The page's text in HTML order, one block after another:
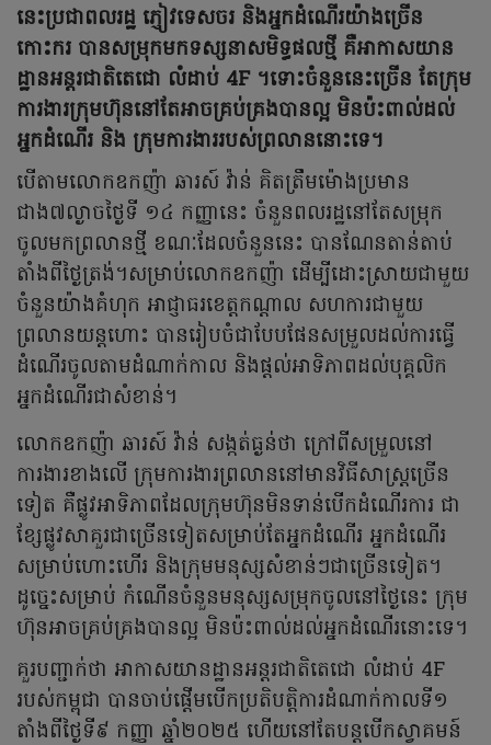
នេះប្រជាពលរដ្ឋ ភ្ញៀវទេសចរ និងអ្នកដំណើរយ៉ាងច្រើន
កោះករ បានសម្រុកមកទស្សនាសមិទ្ធផលថ្មី គឺអាកាសយាន
ដ្ឋានអន្តរជាតិតេជោ លំដាប់ 4F ។ទោះចំនួននេះច្រើន តែក្រុម
ការងារក្រុមហ៊ុននៅតែអាចគ្រប់គ្រងបានល្អ មិនប៉ះពាល់ដល់
អ្នកដំណើរ និង ក្រុមការងាររបស់ព្រលាននោះទេ។
បើតាមលោកឧកញ៉ា ឆារស៍ វ៉ាន់ គិតត្រឹមម៉ោងប្រមាន
ជាង៧ល្ងាចថ្ងៃទី ១៤ កញ្ញានេះ ចំនួនពលរដ្ឋនៅតែសម្រុក
ចូលមកព្រលានថ្មី ខណៈដែលចំនួននេះ បានណែនតាន់តាប់
តាំងពីថ្ងៃត្រង់។សម្រាប់លោកឧកញ៉ា ដើម្បីដោះស្រាយជាមួយ
ចំនួនយ៉ាងគំហុក អាជ្ញាធរខេត្តកណ្តាល សហការជាមួយ
ព្រលានយន្តហោះ បានរៀបចំជាបែបផែនសម្រួលដល់ការធ្វើ
ដំណើរចូលតាមដំណាក់កាល និងផ្តល់អាទិភាពដល់បុគ្គលិក
អ្នកដំណើរជាសំខាន់។
លោកឧកញ៉ា ឆារស៍ វ៉ាន់ សង្កត់ធ្ងន់ថា ក្រៅពីសម្រួលនៅ
ការងារខាងលើ ក្រុមការងារព្រលាននៅមានវិធីសាស្ត្រច្រើន
ទៀត គឺផ្លូវអាទិភាពដែលក្រុមហ៊ុនមិនទាន់បើកដំណើរការ ជា
ខ្សែផ្លូវសាគួរជាច្រើនទៀតសម្រាប់តែអ្នកដំណើរ អ្នកដំណើរ
សម្រាប់ហោះហើរ និងក្រុមមនុស្សសំខាន់ៗជាច្រើនទៀត។
ដូច្នេះសម្រាប់ កំណើនចំនួនមនុស្សសម្រុកចូលនៅថ្ងៃនេះ ក្រុម
ហ៊ុនអាចគ្រប់គ្រងបានល្អ មិនប៉ះពាល់ដល់អ្នកដំណើរនោះទេ។
គួរបញ្ជាក់ថា អាកាសយានដ្ឋានអន្តរជាតិតេជោ លំដាប់ 4F
របស់កម្ពុជា បានចាប់ផ្តើមបើកប្រតិបត្តិការដំណាក់កាលទី១
តាំងពីថ្ងៃទី៩ កញ្ញា ឆ្នាំ២០២៥ ហើយនៅតែបន្តបើកស្វាគមន៍